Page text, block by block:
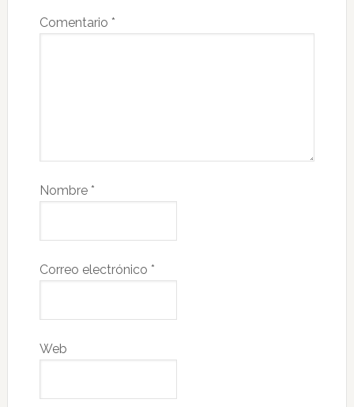
Comentario *
Nombre *
Correo electrónico *
Web